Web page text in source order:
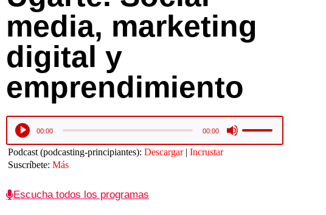
media, marketing
digital y
emprendimiento
Reproductor
audio
00:00 00:00
las
teclas
Podcast (podcasting-principiantes): Descargar| Incrustar
Suscríbete: Más
Escucha todos los programas